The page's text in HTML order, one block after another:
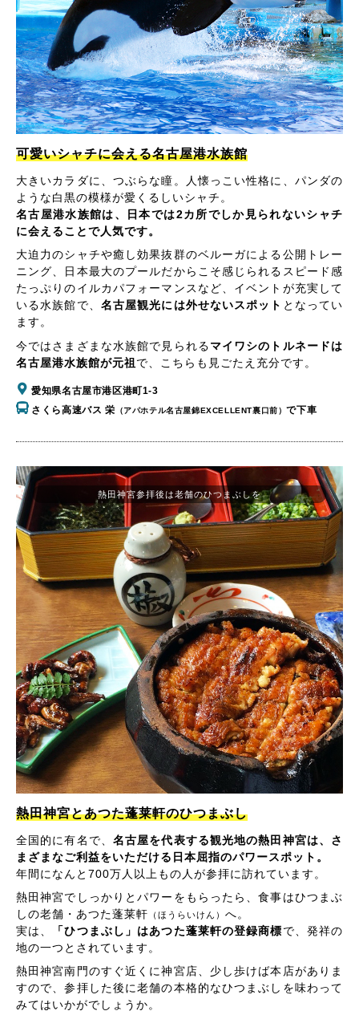
可愛いシャチに会える名古屋港水族館
大きいカラダに、つぶらな瞳。人懐っこい性格に、パンダの
ような白黒の模様が愛くるしいシャチ。
名古屋港水族館は、日本では2カ所でしか見られないシャチ
に会えることで人気です。
大迫力のシャチや癒し効果抜群のベルーガによる公開トレー
ニング、日本最大のプールだからこそ感じられるスピード感
たっぷりのイルカパフォーマンスなど、イベントが充実して
いる水族館で、 名古屋観光には外せないスポット となってい
ます。
今ではさまざまな水族館で見られるマイワシのトルネードは
名古屋港水族館が元祖 で、こちらも見ごたえ充分です。
愛知県名古屋市港区港町1-3
さくら高速バス 栄 （アパホテル名古屋錦EXCELLENT裏口前）で下車
熱田神宮とあつた蓬莱軒のひつまぶし
全国的に有名で、 名古屋を代表する観光地の熱田神宮は、さ
まざまなご利益をいただける日本屈指のパワースポット。
年間になんと700万人以上もの人が参拝に訪れています。
熱田神宮でしっかりとパワーをもらったら、食事はひつまぶ
しの老舗・あつた蓬莱軒 （ほうらいけん） へ。
実は、
「ひつまぶし」はあつた蓬莱軒の登録商標で、発祥の
地の一つとされています。
熱田神宮南門のすぐ近くに神宮店、少し歩けば本店がありま
すので、参拝した後に老舗の本格的なひつまぶしを味わって
みてはいかがでしょうか。
熱田神宮参拝後は老舗のひつまぶしを